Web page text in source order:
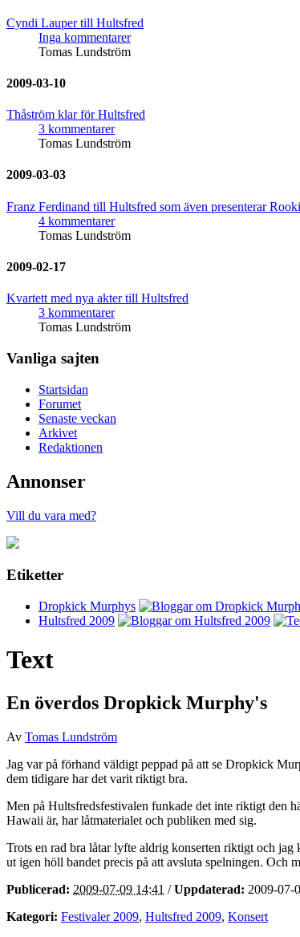
Cyndi Lauper till Hultsfred
Inga kommentarer
Tomas Lundström
2009-03-10
Thåström klar för Hultsfred
3 kommentarer
Tomas Lundström
2009-03-03
Franz Ferdinand till Hultsfred som även presenterar
4 kommentarer
Tomas Lundström
2009-02-17
Kvartett med nya akter till Hultsfred
3 kommentarer
Tomas Lundström
Vanliga sajten
Startsidan
Forumet
Senaste veckan
Arkivet
Redaktionen
Annonser
Vill du vara med?
Etiketter
Dropkick Murphys
Hultsfred 2009
Text
En överdos Dropkick Murphy's
Av Tomas Lundström
Jag var på förhand väldigt peppad på att se Dropkick
dem tidigare har det varit riktigt bra.
Men på Hultsfredsfestivalen funkade det inte riktigt den
Hawaii är, har låtmaterialet och publiken med sig.
Trots en rad bra låtar lyfte aldrig konserten riktigt och
ut igen höll bandet precis på att avsluta spelningen. Och
Publicerad: 2009-07-09 14:41 /Uppdaterad: 2009-07-
Kategori: Festivaler 2009, Hultsfred 2009, Konsert